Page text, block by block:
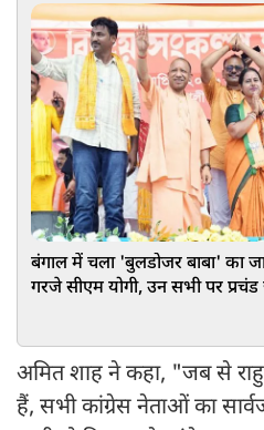
बंगाल में चला 'बुलडोजर बाबा' का
गरजे सीएम योगी, उन सभी पर प्रचंड
अमित शाह ने कहा, "जब से
हैं, सभी कांग्रेस नेताओं का